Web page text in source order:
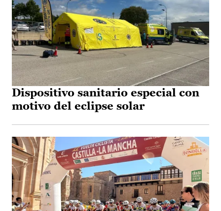
Dispositivo sanitario especial con
motivo del eclipse solar